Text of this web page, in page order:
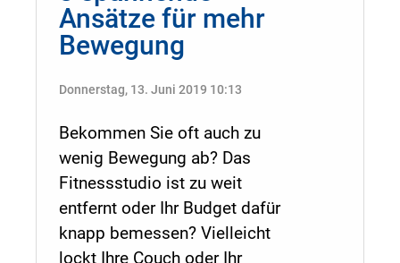
Ansätze für mehr
Bewegung
Donnerstag, 13. Juni 2019 10:13
Bekommen Sie oft auch zu
wenig Bewegung ab? Das
Fitnessstudio ist zu weit
entfernt oder Ihr Budget dafür
knapp bemessen? Vielleicht
lockt Ihre Couch oder Ihr